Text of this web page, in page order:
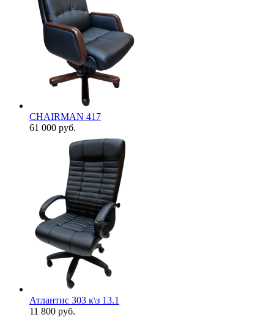
CHAIRMAN 417
61 000 руб.
Атлантис 303 к\з 13.1
11 800 руб.